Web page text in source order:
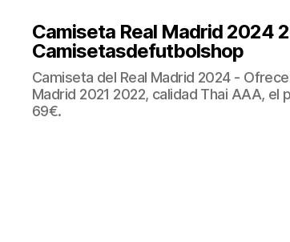
Camiseta Real Madrid 2024
Camisetasdefutbolshop
Camiseta del Real Madrid 2024 -
Madrid 2021 2022, calidad Thai AAA,
69€.